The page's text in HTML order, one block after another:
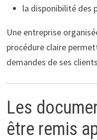
la disponibilité des
Une entreprise
procédure claire
demandes de ses
Les
être remis